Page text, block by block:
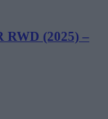
RWD (2025) –